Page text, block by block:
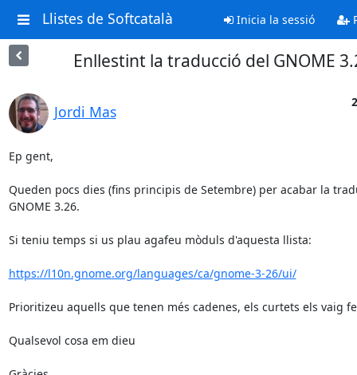
Llistes de Softcatalà Inicia la sessió
Enllestint la traducció del GNOME
Jordi Mas
Ep gent,
Queden pocs dies (fins principis de Setembre) per acabar la
GNOME 3.26.
Si teniu temps si us plau agafeu mòduls d'aquesta llista:
https://l10n.gnome.org/languages/ca/gnome-3-26/ui/
Prioritizeu aquells que tenen més cadenes, els curtets els vaig
Qualsevol cosa em dieu